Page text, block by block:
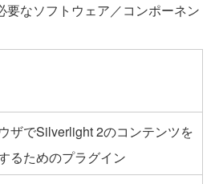
要なソフトウェア／コンポーネン
ザでSilverlight 2のコンテンツを
るためのプラグイン